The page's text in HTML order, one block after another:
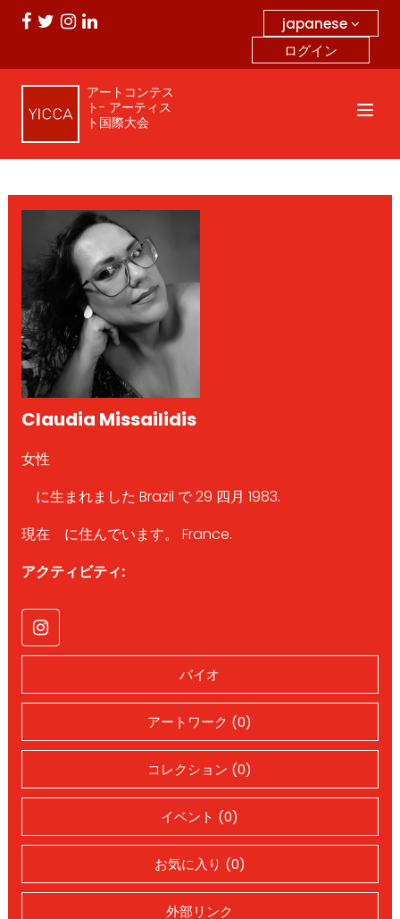
japanese
ログイン
アートコンテス
ト- アーティス
ト国際大会
Claudia Missailidis
女性
に生まれました Brazil で 29 四月 1983.
現在 に住んでいます。 France.
アクティビティ:
バイオ
アートワーク (0)
コレクション (0)
イベント (0)
お気に入り (0)
外部リンク